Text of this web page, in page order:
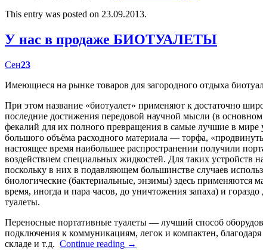
This entry was posted on 23.09.2013.
У нас в продаже БИОТУАЛЕТЫ
Сен23
Имеющиеся на рынке товаров для загородного отдыха
При этом название «биотуалет» применяют к достаточно
последние достижения передовой научной мысли (в
фекалий для их полного превращения в самые лучшие в мире
большого объёма расходного материала — торфа,
настоящее время наибольшее распространении получили
воздействием специальных жидкостей. Для таких устройств
поскольку в них в подавляющем большинстве случаев
биологические (бактериальные, энзимы) здесь применяются
время, иногда и пара часов, до уничтожения запаха) и
туалеты.
Переносные портативные туалеты — лучший способ
подключения к коммуникациям, легок и компактен,
складе и т.д. Continue reading →